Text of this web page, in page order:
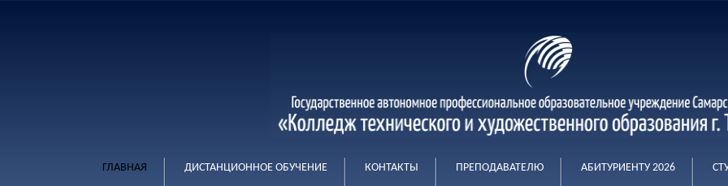
ГЛАВНАЯ ДИСТАНЦИОННОЕ ОБУЧЕНИЕ КОНТАКТЫ ПРЕПОДАВАТЕЛЮ АБИТУРИЕНТУ 2026